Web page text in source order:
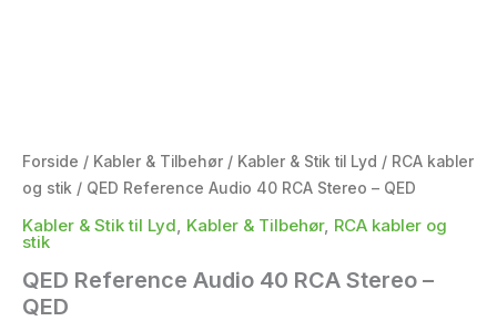
Forside / Kabler & Tilbehør / Kabler & Stik til Lyd / RCA kabler
og stik / QED Reference Audio 40 RCA Stereo – QED
Kabler & Stik til Lyd Kabler & Tilbehør, RCA kabler og
stik
QED Reference Audio 40 RCA Stereo –
QED